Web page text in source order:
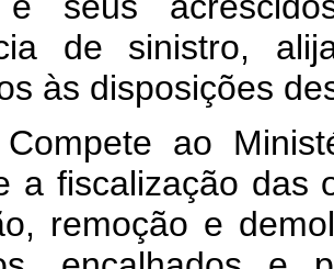
de sinistro,
às disposições
ao
a fiscalização das
remoção e